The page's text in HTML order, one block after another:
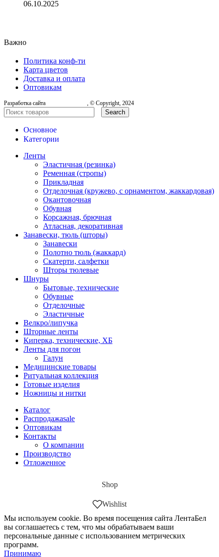
06.10.2025
Важно
Политика конф-ти
Карта цветов
Доставка и оплата
Оптовикам
Разработка сайта , © Copyright, 2024
Search
Основное
Категории
Ленты
Эластичная (резинка)
Ременная (стропы)
Прикладная
Отделочная (кружево, с орнаментом, жаккардовая)
Окантовочная
Обувная
Корсажная, брючная
Атласная, декоративная
Занавески, тюль (шторы)
Занавески
Полотно тюль (жаккард)
Скатерти, салфетки
Шторы тюлевые
Шнуры
Бытовые, технические
Обувные
Отделочные
Эластичные
Велкро/липучка
Шторные ленты
Киперка, технические, ХБ
Ленты для погон
Галун
Медицинские товары
Ритуальная коллекция
Готовые изделия
Ножницы и нитки
Каталог
Распродажаsale
Оптовикам
Контакты
О компании
Производство
Отложенное
Shop
Wishlist
Мы используем cookie. Во время посещения сайта ЛентаБел
вы соглашаетесь с тем, что мы обрабатываем ваши
персональные данные с использованием метрических
программ.
Принимаю